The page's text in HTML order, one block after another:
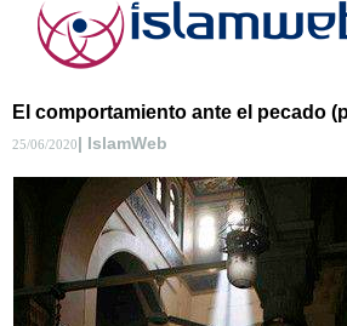
El comportamiento ante el pecado
25/06/2020| IslamWeb